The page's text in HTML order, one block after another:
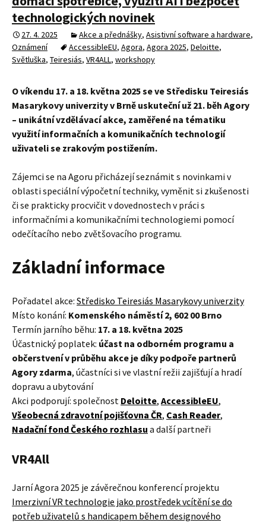
technologických novinek
27. 4. 2025 Akce a přednášky, Asistivní software a hardware,
Oznámení
AccessibleEU, Agora, Agora 2025, Deloitte,
Světluška, Teiresiás, VR4ALL , workshopy
O víkendu 17. a 18. května 2025 se ve Středisku Teiresiás
Masarykovy univerzity v Brně uskuteční už 21. běh Agory
– unikátní vzdělávací akce, zaměřené na tématiku
využití informačních a komunikačních technologií
uživateli se zrakovým postižením.
Zájemci se na Agoru přicházejí seznámit s novinkami v
oblasti speciální výpočetní techniky, vyměnit si zkušenosti
či se prakticky procvičit v dovednostech v práci s
informačními a komunikačními technologiemi pomocí
odečítacího nebo zvětšovacího programu.
Základní informace
Pořadatel akce: Středisko Teiresiás Masarykovy univerzity
Místo konání: Komenského náměstí 2, 602 00 Brno
Termín jarního běhu: 17. a 18. května 2025
Účastnický poplatek: účast na odborném programu a
občerstvení v průběhu akce je díky podpoře partnerů
Agory zdarma, účastníci si ve vlastní režii zajišťují a hradí
dopravu a ubytování
Akci podporují: společnost Deloitte, AccessibleEU,
Všeobecná zdravotní pojišťovna ČR, Cash Reader,
Nadační fond Českého rozhlasu a další partneři
VR4All
Jarní Agora 2025 je závěrečnou konferencí projektu
Imerzivní VR technologie jako prostředek vcítění se do
potřeb uživatelů s handicapem během designového